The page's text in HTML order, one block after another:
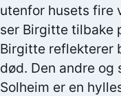
utenfor husets fire
ser Birgitte tilbake
Birgitte reflekterer
død. Den andre
Solheim er en